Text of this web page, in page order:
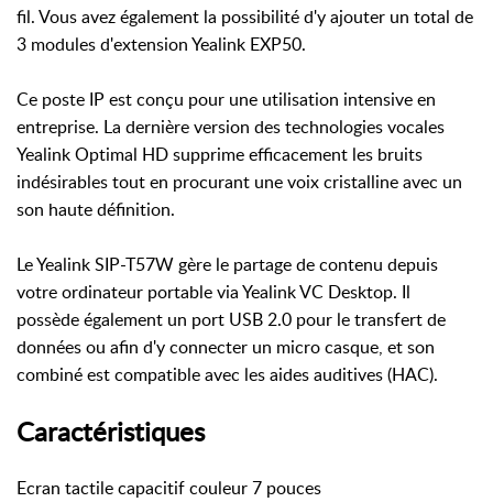
fil. Vous avez également la possibilité d'y ajouter un total de
3 modules d'extension Yealink EXP50.
Ce poste IP est conçu pour une utilisation intensive en
entreprise. La dernière version des technologies vocales
Yealink Optimal HD supprime efficacement les bruits
indésirables tout en procurant une voix cristalline avec un
son haute définition.
Le Yealink SIP-T57W gère le partage de contenu depuis
votre ordinateur portable via Yealink VC Desktop. Il
possède également un port USB 2.0 pour le transfert de
données ou afin d'y connecter un micro casque, et son
combiné est compatible avec les aides auditives (HAC).
Caractéristiques
Ecran tactile capacitif couleur 7 pouces